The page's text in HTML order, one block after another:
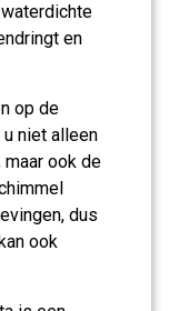
en
op de
u niet alleen
ook de
dus
ook